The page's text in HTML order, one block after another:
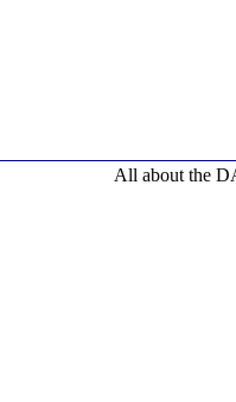
All about the